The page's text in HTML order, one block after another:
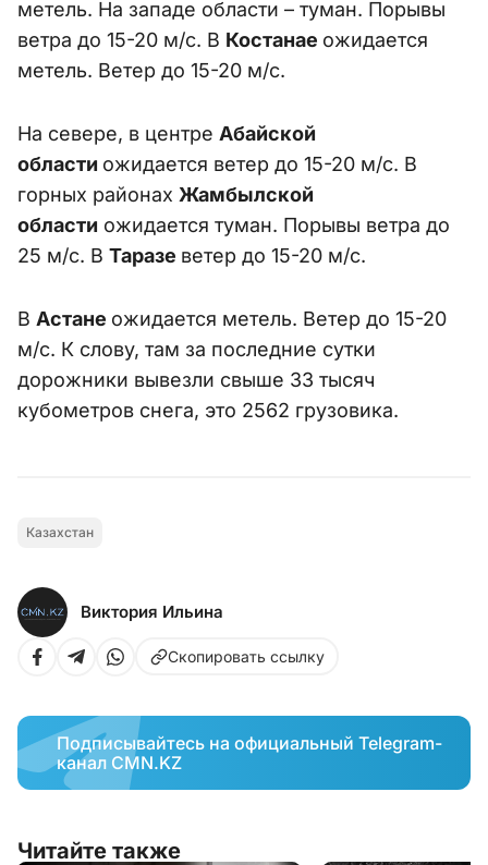
метель. На западе области – туман. Порывы
ветра до 15-20 м/с. В Костанае ожидается
метель. Ветер до 15-20 м/с.
На севере, в центре Абайской
области ожидается ветер до 15-20 м/с. В
горных районах Жамбылской
области ожидается туман. Порывы ветра до
25 м/с. В Таразе ветер до 15-20 м/с.
В Астане ожидается метель. Ветер до 15-20
м/с. К слову, там за последние сутки
дорожники вывезли свыше 33 тысяч
кубометров снега, это 2562 грузовика.
Казахстан
Виктория Ильина
Скопировать ссылку
Подписывайтесь на официальный Telegram-
канал CMN.KZ
Читайте также